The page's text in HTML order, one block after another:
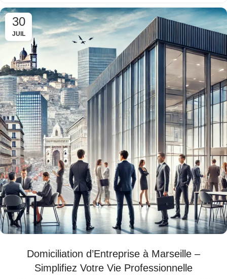
30
JUIL
Domiciliation d’Entreprise à Marseille –
Simplifiez Votre Vie Professionnelle